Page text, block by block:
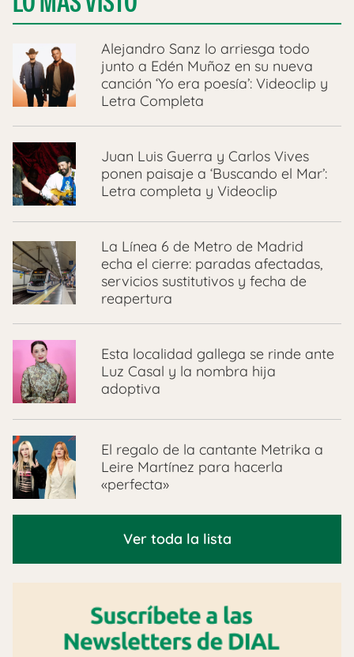
Alejandro Sanz lo arriesga todo
junto a Edén Muñoz en su nueva
canción ‘Yo era poesía’: Videoclip y
Letra Completa
Juan Luis Guerra y Carlos Vives
ponen paisaje a ‘Buscando el Mar’:
Letra completa y Videoclip
La Línea 6 de Metro de Madrid
echa el cierre: paradas afectadas,
servicios sustitutivos y fecha de
reapertura
Esta localidad gallega se rinde ante
Luz Casal y la nombra hija
adoptiva
El regalo de la cantante Metrika a
Leire Martínez para hacerla
«perfecta»
Ver toda la lista